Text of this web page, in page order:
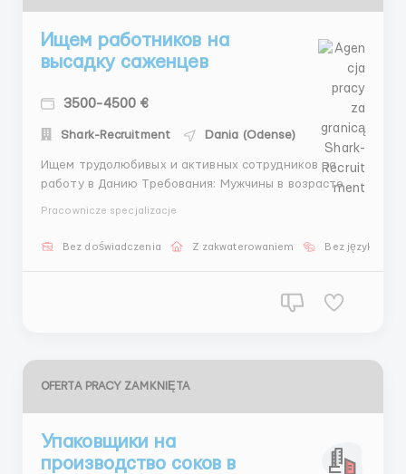
Ищем работников на
высадку саженцев
3500-4500 €
Shark-Recruitment Dania (Odense)
Ищем трудолюбивых и активных сотрудников на
работу в Данию Требования: Мужчины в возрасте от
бензопилой также будет приветствоваться.
Pracownicze specjalizacje
Bez doświadczenia Z zakwaterowaniem Bez języka
OFERTA PRACY ZAMKNIĘTA
Упаковщики на
производство соков в